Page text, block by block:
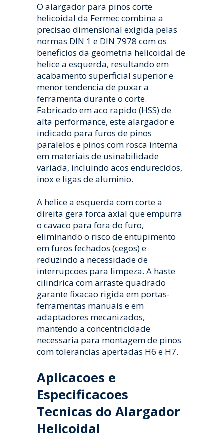
O alargador para pinos corte
helicoidal da Fermec combina a
precisao dimensional exigida pelas
normas DIN 1 e DIN 7978 com os
beneficios da geometria helicoidal de
helice a esquerda, resultando em
acabamento superficial superior e
menor tendencia de puxar a
ferramenta durante o corte.
Fabricado em aco rapido (HSS) de
alta performance, este alargador e
indicado para furos de pinos
paralelos e pinos com rosca interna
em materiais de usinabilidade
variada, incluindo acos endurecidos,
inox e ligas de aluminio.
A helice a esquerda com corte a
direita gera forca axial que empurra
o cavaco para fora do furo,
eliminando o risco de entupimento
em furos fechados (cegos) e
reduzindo a necessidade de
interrupcoes para limpeza. A haste
cilindrica com arraste quadrado
garante fixacao rigida em portas-
ferramentas manuais e em
adaptadores mecanizados,
mantendo a concentricidade
necessaria para montagem de pinos
com tolerancias apertadas H6 e H7.
Aplicacoes e
Especificacoes
Tecnicas do Alargador
Helicoidal